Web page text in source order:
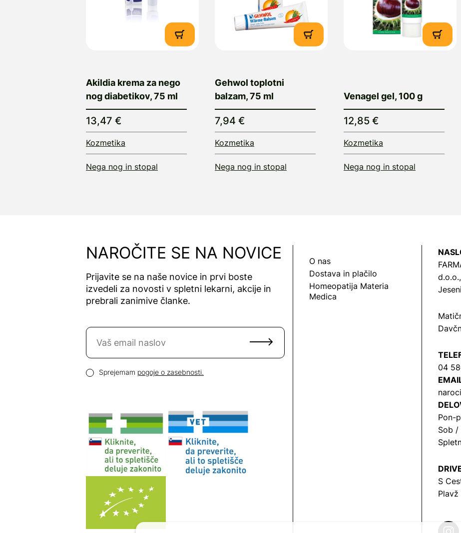
Akildia krema za nego
nog diabetikov, 75 ml
13,47 €
Kozmetika
Nega nog in stopal
Gehwol toplotni
balzam, 75 ml
7,94 €
Kozmetika
Nega nog in stopal
Venagel gel, 100 g
12,85 €
Kozmetika
Nega nog in stopal
NAROČITE SE NA NOVICE
Prijavite se na naše novice in prvi boste
izvedeli za novosti v spletni lekarni, akcije in
prebrali zanimive članke.
Naročite se na novice
Pogoji zasebnosti
Sprejemam pogoje o zasebnosti.
O nas
Dostava in plačilo
Homeopatija Materia
Medica
d.o.o.,
04
Pon-
Sob /
S